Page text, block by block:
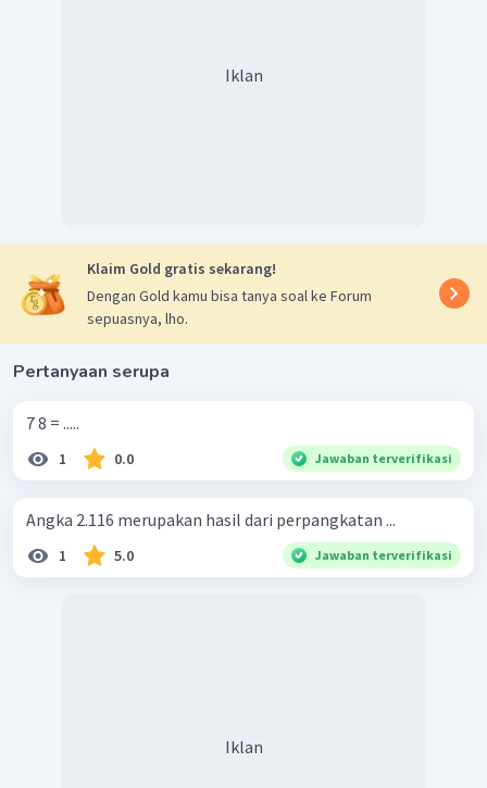
Iklan
Klaim Gold gratis sekarang!
Dengan Gold kamu bisa tanya soal ke Forum
sepuasnya, lho.
Pertanyaan serupa
7 8 = .....
1 0.0 Jawaban terverifikasi
Angka 2.116 merupakan hasil dari perpangkatan ...
1 5.0 Jawaban terverifikasi
Iklan